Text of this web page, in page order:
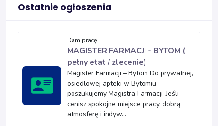
Ostatnie ogłoszenia
Dam pracę
MAGISTER FARMACJI - BYTOM (
pełny etat / zlecenie)
Magister Farmacji – Bytom Do prywatnej,
osiedlowej apteki w Bytomiu
poszukujemy Magistra Farmacji. Jeśli
cenisz spokojne miejsce pracy, dobrą
atmosferę i indyw...